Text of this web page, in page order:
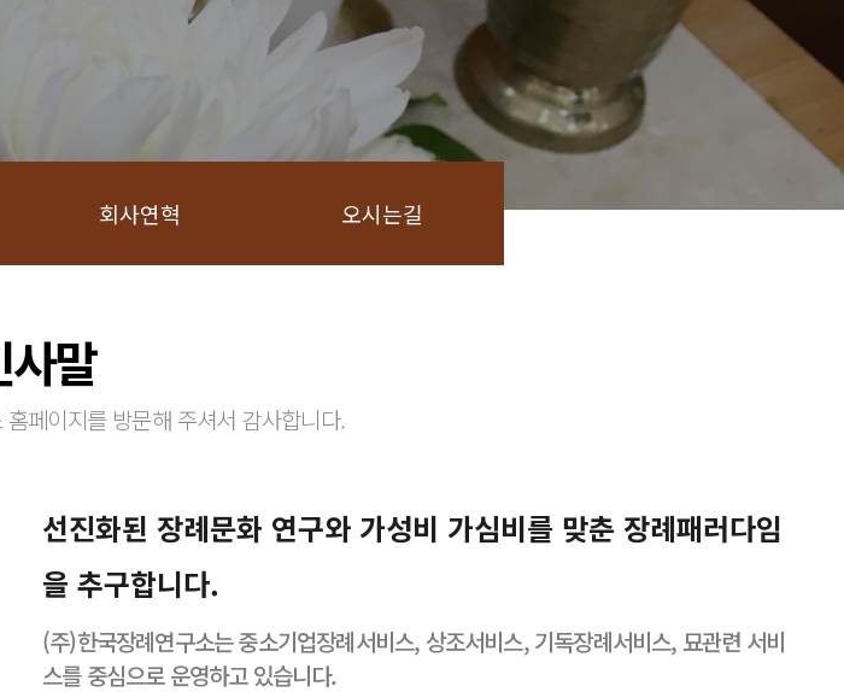
회사연혁 오시는길
사말
페이지를 방문해 주셔서 감사합니다.
선진화된 장례문화 연구와 가성비 가심비를 맞춘 장례패러다임
을 추구합니다.
(주)한국장례연구소는 중소기업장례서비스, 상조서비스, 기독장례서비스, 묘관련 서비
스를 중심으로 운영하고 있습니다.